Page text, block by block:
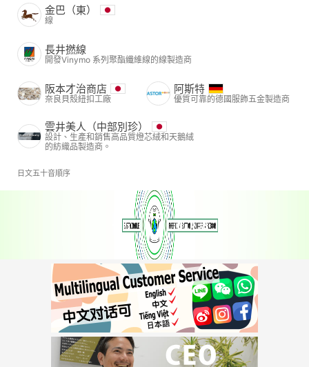
金巴（東）
線
長井撚線
開發Vinymo 系列聚酯纖維線的線製造商
阪本才治商店
奈良貝殼紐扣工廠
阿斯特
優質可靠的德國服飾五金製造商
雲井美人（中部別珍）
設計、生產和銷售高品質燈芯絨和天鵝絨
的紡織品製造商。
日文五十音順序